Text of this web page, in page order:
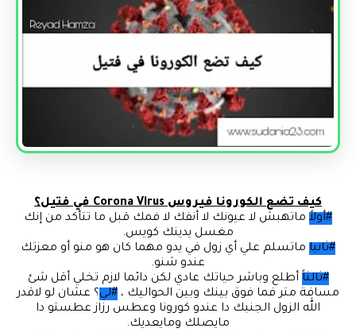
كيف تضع الكورونا فيروس Corona Virus في فتيل؟
#أولاً ماتهبش لا عيونك لا أنفك لا فمك قبل ما تتأكد من إنك
مغسل يدينك كويس.
#ثانيا ماتسلم علي أي زول في يدو مهما كان هو منو أو معزتك
عندو شنو.
#ثالثاً أطلع وباشر حياتك عادي لكن دائما لازم تخلي أقل شئ
مسافة متر فما فوق بينك وبين الحواليك ، #لي؟ عشان لو لاقدر
الله الزول الجنبك دا عندو كورونا وعطس رزاز عطستو دا
مايصلك ومايعديك.